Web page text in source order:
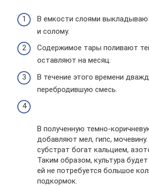
В емкости слоями
и солому.
Содержимое тары поливают
оставляют на месяц.
В течение этого времени
перебродившую смесь.
В полученную темно-
добавляют мел, гипс,
субстрат богат кальцием,
Таким образом, культура
ей не потребуется большое
подкормок.